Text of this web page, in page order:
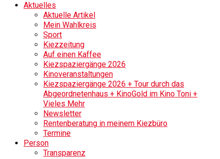
Aktuelles
Aktuelle Artikel
Mein Wahlkreis
Sport
Kiezzeitung
Auf einen Kaffee
Kiezspaziergänge 2026
Kinoveranstaltungen
Kiezspaziergänge 2026 + Tour durch das
Abgeordnetenhaus + KinoGold im Kino Toni +
Vieles Mehr
Newsletter
Rentenberatung in meinem Kiezbüro
Termine
Person
Transparenz